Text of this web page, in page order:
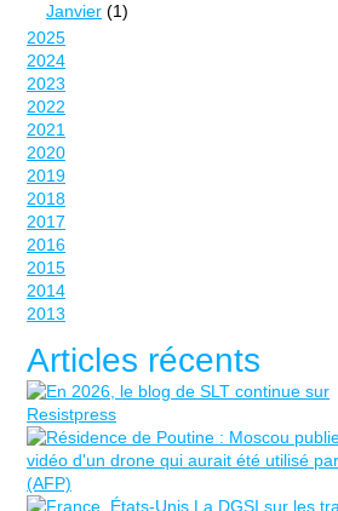
Janvier (1)
2025
2024
2023
2022
2021
2020
2019
2018
2017
2016
2015
2014
2013
Articles récents